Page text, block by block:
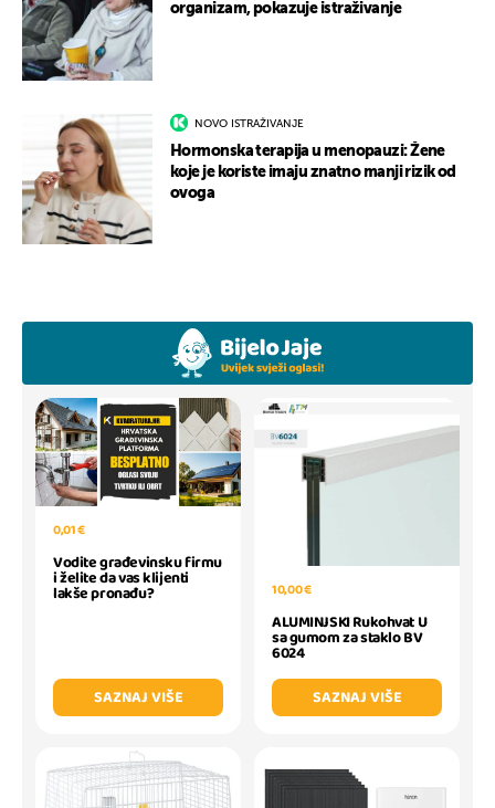
organizam, pokazuje istraživanje
NOVO ISTRAŽIVANJE
Hormonska terapija u menopauzi: Žene
koje je koriste imaju znatno manji rizik od
ovoga
0,01 €
Vodite građevinsku firmu
i želite da vas klijenti
lakše pronađu?
SAZNAJ VIŠE
10,00 €
ALUMINJSKI Rukohvat U
sa gumom za staklo BV
6024
SAZNAJ VIŠE